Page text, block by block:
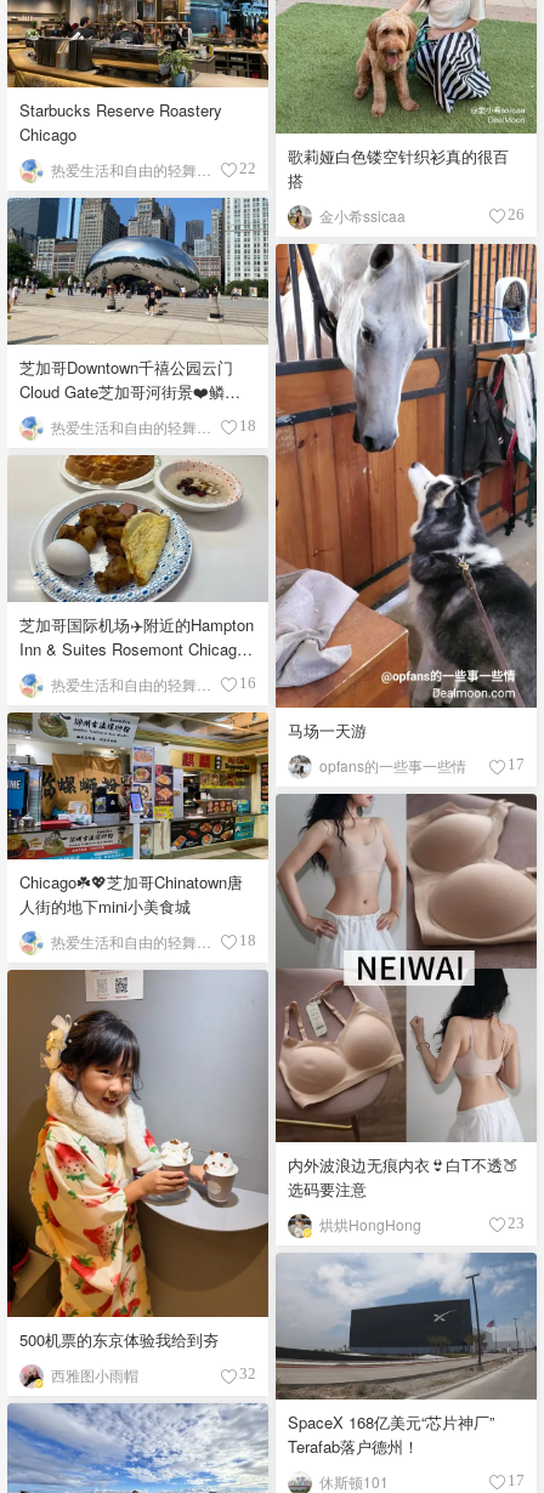
歌莉娅白色镂空针织衫真的很百
搭
金小希ssicaa 26
Starbucks Reserve Roastery
Chicago
22
芝加哥Downtown千禧公园云门
Cloud Gate芝加哥河街景❤️鳞次
栉比的高楼
18
马场一天游
opfans的一些事一些情 17
芝加哥国际机场✈️附近的Hampton
Inn & Suites Rosemont Chicago
O'Hare自助早餐
16
Chicago☘️💖芝加哥Chinatown唐
人街的地下mini小美食城
18
内外波浪边无痕内衣👙白T不透🍑
选码要注意
烘烘HongHong 23
500机票的东京体验我给到夯
西雅图小雨帽 32
SpaceX 168亿美元“芯片神厂”
Terafab落户德州！
休斯顿101 17